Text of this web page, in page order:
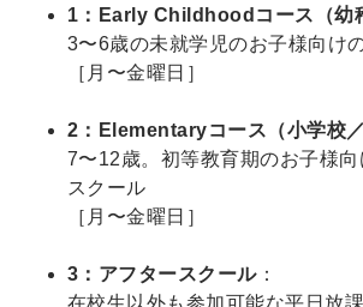
1：Early Childhoodコース（幼
3〜6歳の未就学児のお子様向け
［月〜金曜日］
2：Elementaryコース（小学校／
7〜12歳。初等教育期のお子様
スクール
［月〜金曜日］
3：アフタースクール：